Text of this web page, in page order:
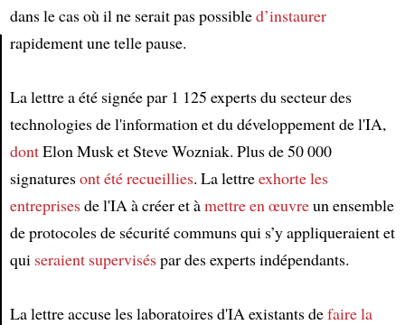
dans le cas où il ne serait pas possibled’instaurer
rapidement une telle pause.
La lettre a été signée par 1 125 experts du secteur des
technologies de l'information et du développement de l'IA,
dontElon Musk et Steve Wozniak. Plus de 50 000
signaturesont été recueillies. La lettreexhorteles
entreprisesde l'IA à créer et àmettre en œuvreun ensemble
de protocoles de sécurité communs qui s’y appliqueraient et
qui seraient superviséspar des experts indépendants.
La lettre accuse les laboratoires d'IA existants defaire la